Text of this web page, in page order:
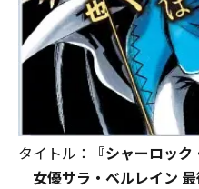
タイトル：
『シャーロッ
女優サラ・ベルレイン 最